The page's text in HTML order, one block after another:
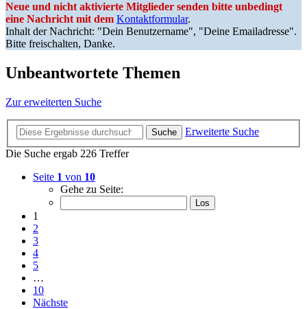
Neue und nicht aktivierte Mitglieder senden bitte unbedingt
eine Nachricht mit dem Kontaktformular.
Inhalt der Nachricht: "Dein Benutzername", "Deine Emailadresse".
Bitte freischalten, Danke.
Unbeantwortete Themen
Zur erweiterten Suche
Suche
Erweiterte Suche
Die Suche ergab 226 Treffer
Seite 1 von 10
Gehe zu Seite:
1
2
3
4
5
…
10
Nächste